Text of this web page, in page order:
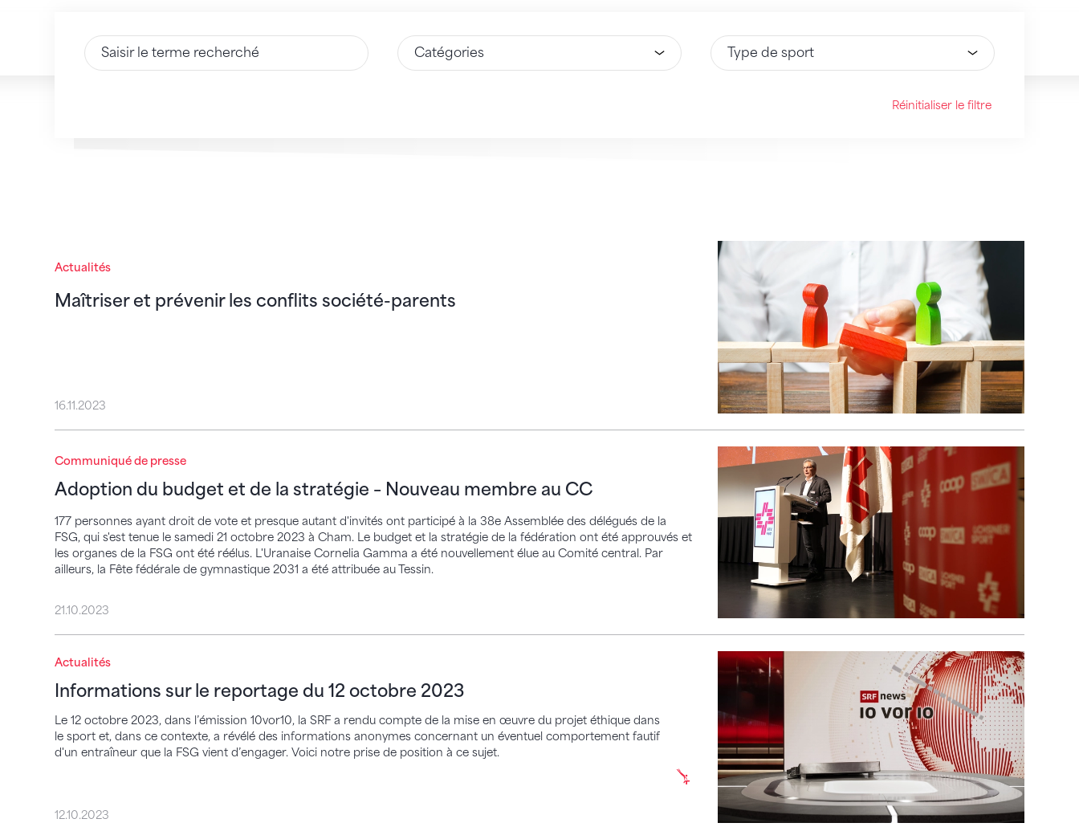
Saisir du texte Sélectionnez une option Sélectionnez une option
Réinitialiser le filtre
Actualités
Maîtriser et prévenir les conflits société-parents
16.11.2023
Communiqué de presse
Adoption du budget et de la stratégie – Nouveau membre au CC
177 personnes ayant droit de vote et presque autant d'invités ont participé à la 38e Assemblée des délégués de la
FSG, qui s'est tenue le samedi 21 octobre 2023 à Cham. Le budget et la stratégie de la fédération ont été approuvés et
les organes de la FSG ont été réélus. L'Uranaise Cornelia Gamma a été nouvellement élue au Comité central. Par
ailleurs, la Fête fédérale de gymnastique 2031 a été attribuée au Tessin.
Adoption du budget et de la stratégie – Nouveau membre au CC
21.10.2023
Actualités
Informations sur le reportage du 12 octobre 2023
Le 12 octobre 2023, dans l’émission 10vor10, la SRF a rendu compte de la mise en œuvre du projet éthique dans
le sport et, dans ce contexte, a révélé des informations anonymes concernant un éventuel comportement fautif
d'un entraîneur que la FSG vient d’engager. Voici notre prise de position à ce sujet.
Informations sur le reportage du 12 octobre 2023
12.10.2023